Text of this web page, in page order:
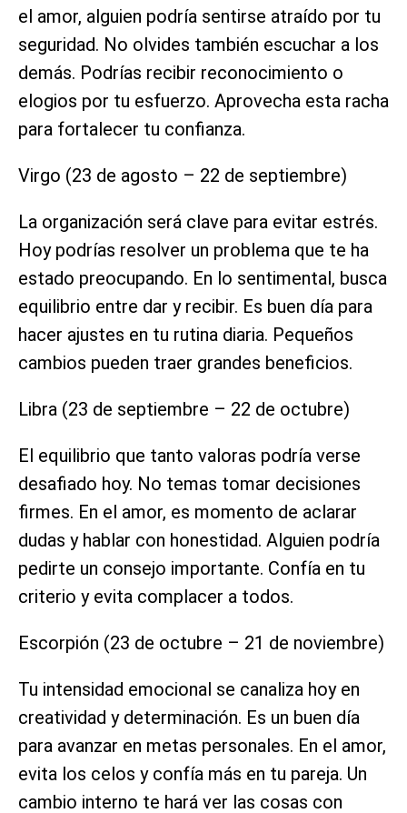
el amor, alguien podría sentirse atraído por tu
seguridad. No olvides también escuchar a los
demás. Podrías recibir reconocimiento o
elogios por tu esfuerzo. Aprovecha esta racha
para fortalecer tu confianza.
Virgo (23 de agosto – 22 de septiembre)
La organización será clave para evitar estrés.
Hoy podrías resolver un problema que te ha
estado preocupando. En lo sentimental, busca
equilibrio entre dar y recibir. Es buen día para
hacer ajustes en tu rutina diaria. Pequeños
cambios pueden traer grandes beneficios.
Libra (23 de septiembre – 22 de octubre)
El equilibrio que tanto valoras podría verse
desafiado hoy. No temas tomar decisiones
firmes. En el amor, es momento de aclarar
dudas y hablar con honestidad. Alguien podría
pedirte un consejo importante. Confía en tu
criterio y evita complacer a todos.
Escorpión (23 de octubre – 21 de noviembre)
Tu intensidad emocional se canaliza hoy en
creatividad y determinación. Es un buen día
para avanzar en metas personales. En el amor,
evita los celos y confía más en tu pareja. Un
cambio interno te hará ver las cosas con